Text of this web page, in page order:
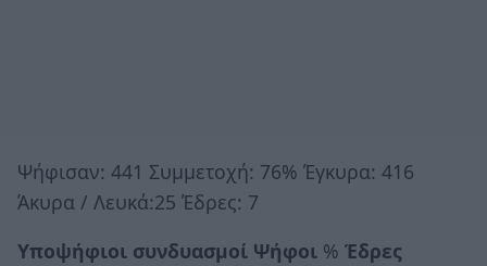
Ψήφισαν: 441 Συμμετοχή: 76% Έγκυρα: 416
Άκυρα / Λευκά:25 Έδρες: 7
Υποψήφιοι συνδυασμοί Ψήφοι % Έδρες